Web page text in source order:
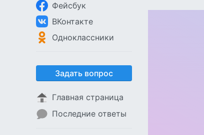
Фейсбук
ВКонтакте
Одноклассники
Задать вопрос
Главная страница
Последние ответы